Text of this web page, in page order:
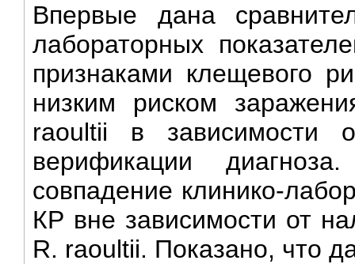
Впервые дана
лабораторных
признаками клещевого
низким риском
raoultii в зависимости
верификации
совпадение клинико-
КР вне зависимости от
R. raoultii. Показано, что